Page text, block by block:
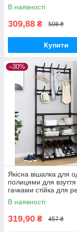
В наявності
309,88 ₴ 508 ₴
Купити
–30%
Якісна вішалка для
полицями для взуття
гачками стійка для
стелаж Чорна
В наявності
319,90 ₴ 457 ₴